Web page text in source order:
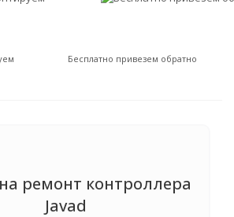
Бесплатно привезем обратно
ремонт контроллера
Javad